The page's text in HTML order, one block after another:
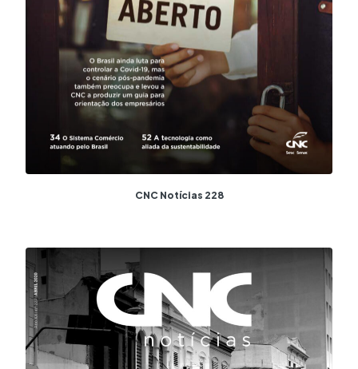
CNC Notícias 228